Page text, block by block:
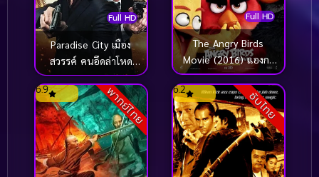
Full HD
Paradise City เมือง
สวรรค์ คนอึดล่าโหด
(2022)
Full HD
The Angry Birds
Movie (2016) แองกรี
เบิร์ดส เดอะ มูฟวี่
พากย์ไทย
6.9 ซับไทย
6.2